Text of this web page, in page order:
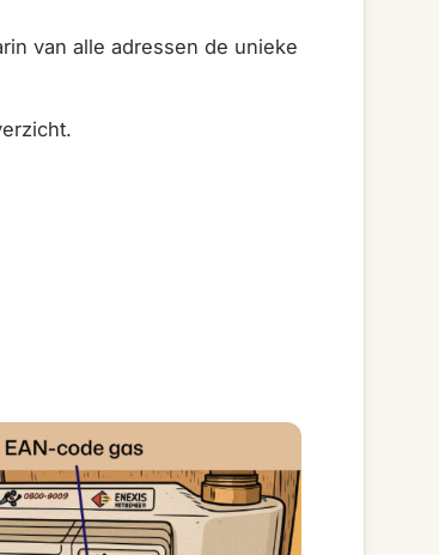
van alle adressen de unieke